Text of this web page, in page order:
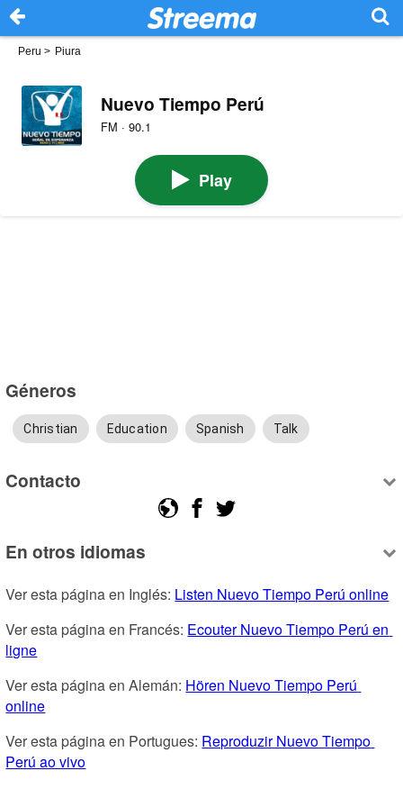
Peru > Piura
Nuevo Tiempo Perú
FM · 90.1
Play
Géneros
Christian Education Spanish Talk
Contacto
En otros idiomas
Ver esta página en Inglés: Listen Nuevo Tiempo Perú online
Ver esta página en Francés: Ecouter Nuevo Tiempo Perú en
ligne
Ver esta página en Alemán: Hören Nuevo Tiempo Perú
online
Ver esta página en Portugues: Reproduzir Nuevo Tiempo
Perú ao vivo